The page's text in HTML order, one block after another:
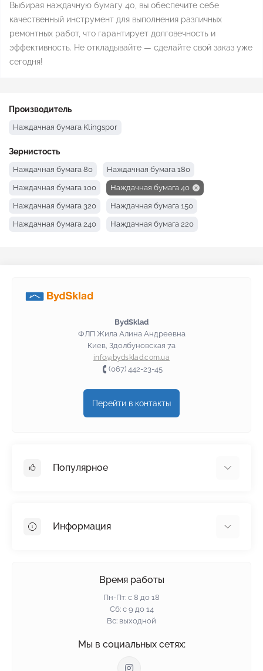
Выбирая наждачную бумагу 40, вы обеспечите себе
качественный инструмент для выполнения различных
ремонтных работ, что гарантирует долговечность и
эффективность. Не откладывайте — сделайте свой заказ уже
сегодня!
Производитель
Наждачная бумага Klingspor
Зернистость
Наждачная бумага 80 Наждачная бумага 180
Наждачная бумага 100 Наждачная бумага 40
Наждачная бумага 320 Наждачная бумага 150
Наждачная бумага 240 Наждачная бумага 220
BydSklad
ФЛП Жила Алина Андреевна
Киев, Здолбуновская 7а
info@bydsklad.com.ua
(067) 442-23-45
Перейти в контакты
Популярное
Пенопласт
Информация
Политика конфиденциальности
Время работы
Пн-Пт: с 8 до 18
Сб: с 9 до 14
Вс: выходной
Мы в социальных сетях: